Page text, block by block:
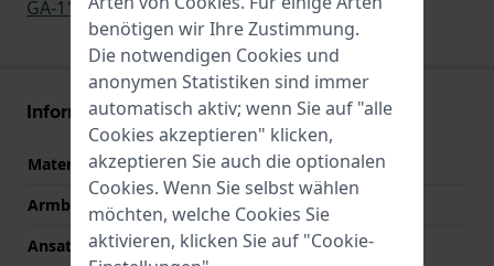
GA-110NM-4A
Informationen zum Armband
Material des Armbands
Kunststoff/Resin
Armbandbreite
29 mm
Ansatzbreite
16 mm
benötigen wir Ihre Zustimmung.
Die notwendigen Cookies und
anonymen Statistiken sind immer
automatisch aktiv; wenn Sie auf "alle
Cookies akzeptieren" klicken,
akzeptieren Sie auch die optionalen
Cookies. Wenn Sie selbst wählen
möchten, welche Cookies Sie
aktivieren, klicken Sie auf "Cookie-